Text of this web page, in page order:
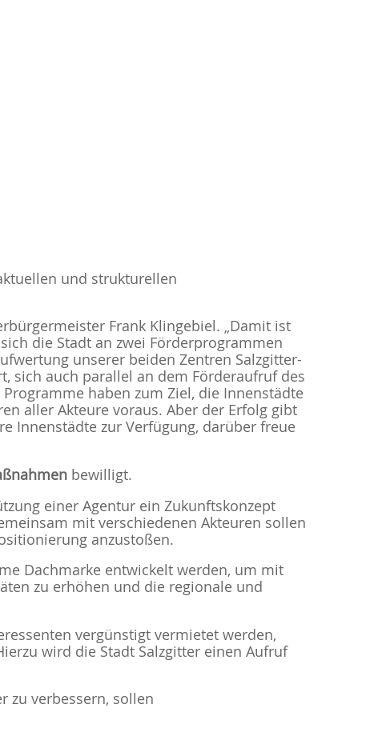
und strukturellen
Frank Klingebiel. „Damit ist
die Stadt an zwei Förderprogrammen
unserer beiden Zentren Salzgitter-
sich auch parallel an dem Förderaufruf des
haben zum Ziel, die Innenstädte
aller Akteure voraus. Aber der Erfolg gibt
Innenstädte zur Verfügung, darüber freue
bewilligt.
einer Agentur ein Zukunftskonzept
mit verschiedenen Akteuren sollen
anzustoßen.
Dachmarke entwickelt werden, um mit
zu erhöhen und die regionale und
vergünstigt vermietet werden,
wird die Stadt Salzgitter einen Aufruf
zu verbessern, sollen